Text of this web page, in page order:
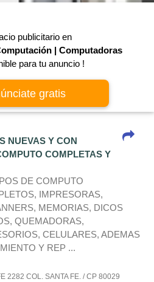
publicitario en
| Computadoras
para tu anuncio !
gratis
NUEVAS Y CON
COMPLETAS Y
DE COMPUTO
IMPRESORAS,
MEMORIAS, DICOS
QUEMADORAS,
CELULARES, ADEMAS
Y REP ...
2282 COL. SANTA FE. / CP 80029